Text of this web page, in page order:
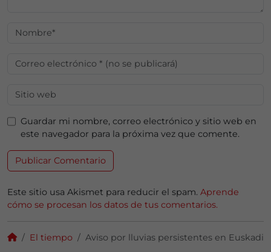
Guardar mi nombre, correo electrónico y sitio web en
este navegador para la próxima vez que comente.
Este sitio usa Akismet para reducir el spam. Aprende
cómo se procesan los datos de tus comentarios.
El tiempo Aviso por lluvias persistentes en Euskadi